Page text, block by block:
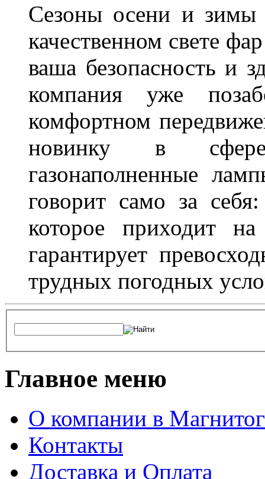
Сезоны осени и зимы
качественном свете
ваша безопасность и
компания уже
комфортном
новинку в
газонаполненные
говорит само за
которое приходит
гарантирует
трудных погодных
Главное меню
О компании в
Контакты
Доставка и Оплата